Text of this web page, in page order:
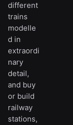
different
trains
modelle
d in
extraordi
nary
detail,
and buy
or build
railway
stations,